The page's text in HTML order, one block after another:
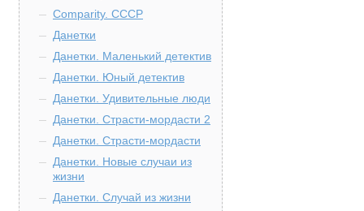
Comparity. СССР
Данетки
Данетки. Маленький детектив
Данетки. Юный детектив
Данетки. Удивительные люди
Данетки. Страсти-мордасти 2
Данетки. Страсти-мордасти
Данетки. Новые случаи из
жизни
Данетки. Случай из жизни